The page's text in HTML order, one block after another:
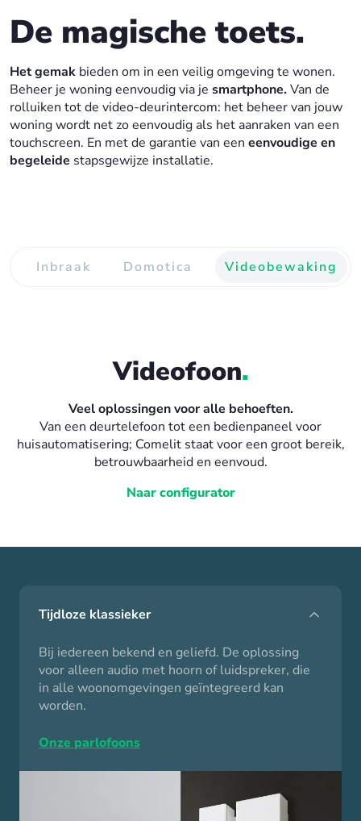
De magische toets.
Het gemak bieden om in een veilig omgeving te wonen.
Beheer je woning eenvoudig via je smartphone.Van de
rolluiken tot de video-deurintercom: het beheer van jouw
woning wordt net zo eenvoudig als het aanraken van een
touchscreen. En met de garantie van een eenvoudige en
begeleide stapsgewijze installatie.
Inbraak Domotica Videobewaking
Videofoon.
Veel oplossingen voor alle behoeften.
Van een deurtelefoon tot een bedienpaneel voor
huisautomatisering; Comelit staat voor een groot bereik,
betrouwbaarheid en eenvoud.
Naar configurator
Tijdloze klassieker
Bij iedereen bekend en geliefd. De oplossing
voor alleen audio met hoorn of luidspreker, die
in alle woonomgevingen geïntegreerd kan
worden.
Onze parlofoons